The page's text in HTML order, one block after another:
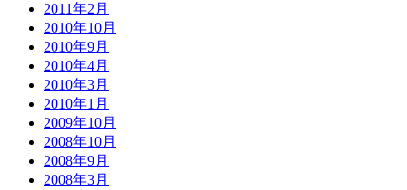
2011年2月
2010年10月
2010年9月
2010年4月
2010年3月
2010年1月
2009年10月
2008年10月
2008年9月
2008年3月